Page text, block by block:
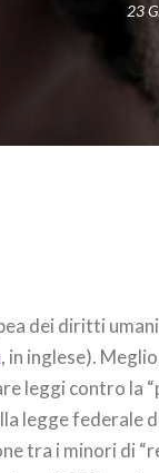
23
dei diritti
, in inglese).
leggi contro la
legge federale
tra i minori di